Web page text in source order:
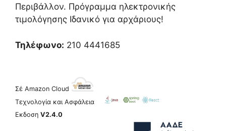
Περιβάλλον. Πρόγραμμα ηλεκτρονικής
τιμολόγησης Ιδανικό για αρχάριους!
Τηλέφωνο: 210 4441685
Σέ Amazon Cloud
Τεχνολογία και Ασφάλεια
Εκδοση V2.4.0